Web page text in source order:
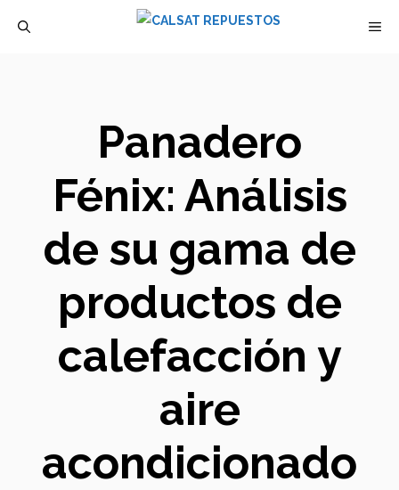
Panadero
Fénix: Análisis
de su gama de
productos de
calefacción y
aire
acondicionado